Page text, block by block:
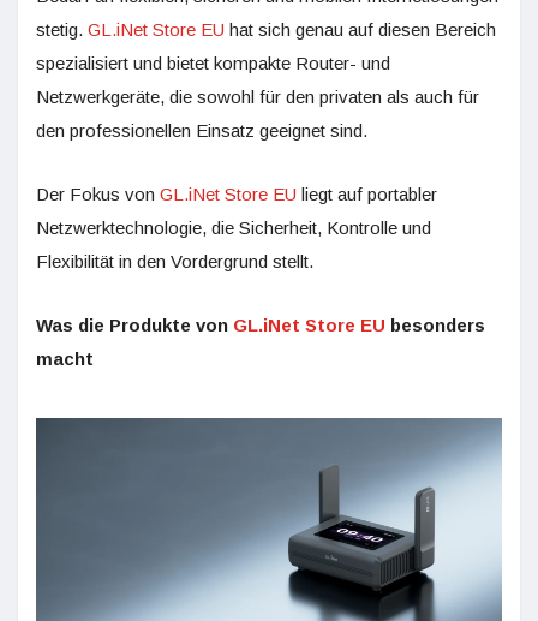
stetig. GL.iNet Store EU hat sich genau auf diesen Bereich
spezialisiert und bietet kompakte Router- und
Netzwerkgeräte, die sowohl für den privaten als auch für
den professionellen Einsatz geeignet sind.
Der Fokus von GL.iNet Store EU liegt auf portabler
Netzwerktechnologie, die Sicherheit, Kontrolle und
Flexibilität in den Vordergrund stellt.
Was die Produkte von GL.iNet Store EU besonders
macht